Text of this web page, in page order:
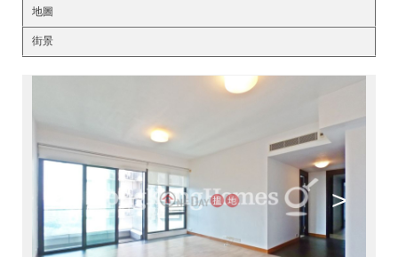
地圖
街景
>